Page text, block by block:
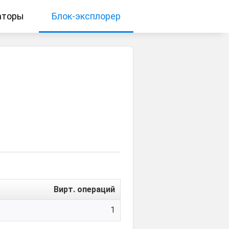
Блок-эксплорер
Вирт. операций
1